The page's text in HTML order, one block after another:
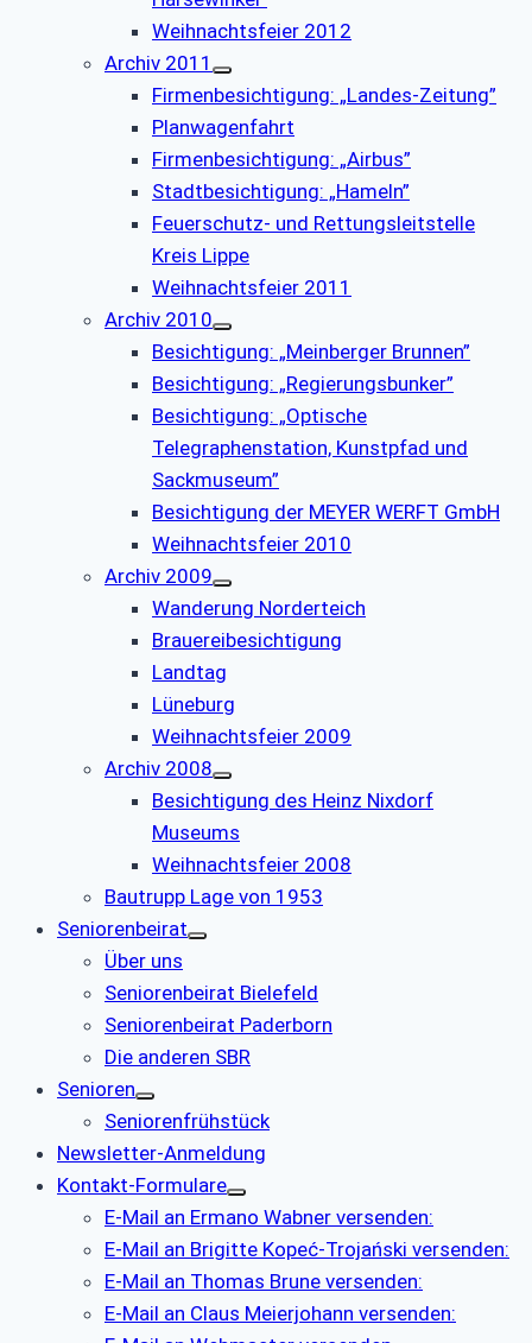
Weihnachtsfeier 2012
Archiv 2011
Firmenbesichtigung: „Landes-Zeitung”
Planwagenfahrt
Firmenbesichtigung: „Airbus”
Stadtbesichtigung: „Hameln”
Feuerschutz- und Rettungsleitstelle
Kreis Lippe
Weihnachtsfeier 2011
Archiv 2010
Besichtigung: „Meinberger Brunnen”
Besichtigung: „Regierungsbunker”
Besichtigung: „Optische
Telegraphenstation, Kunstpfad und
Sackmuseum”
Besichtigung der MEYER WERFT GmbH
Weihnachtsfeier 2010
Archiv 2009
Wanderung Norderteich
Brauereibesichtigung
Landtag
Lüneburg
Weihnachtsfeier 2009
Archiv 2008
Besichtigung des Heinz Nixdorf
Museums
Weihnachtsfeier 2008
Bautrupp Lage von 1953
Seniorenbeirat
Über uns
Seniorenbeirat Bielefeld
Seniorenbeirat Paderborn
Die anderen SBR
Senioren
Seniorenfrühstück
Newsletter-Anmeldung
Kontakt-Formulare
E-Mail an Ermano Wabner versenden:
E-Mail an Brigitte Kopeć-Trojański versenden:
E-Mail an Thomas Brune versenden:
E-Mail an Claus Meierjohann versenden: